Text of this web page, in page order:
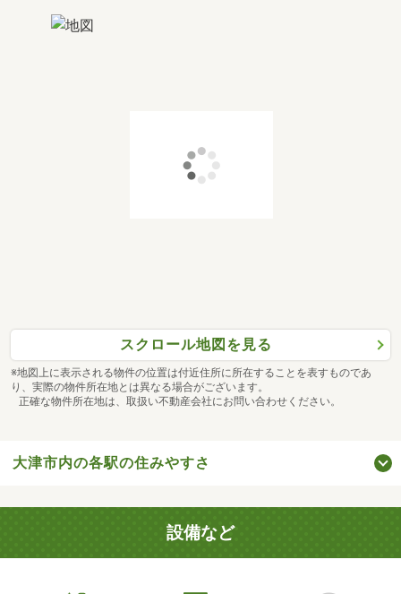
スクロール地図を見る
※地図上に表示される物件の位置は付近住所に所在することを表すものであ
り、実際の物件所在地とは異なる場合がございます。
正確な物件所在地は、取扱い不動産会社にお問い合わせください。
大津市内の各駅の住みやすさ
設備など